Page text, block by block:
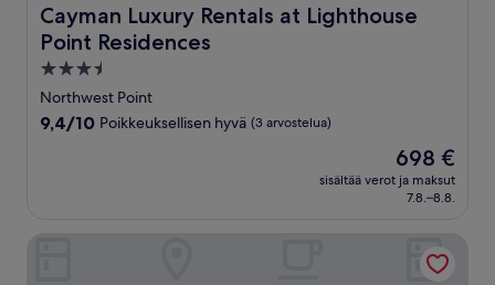
Cayman Luxury Rentals at Lighthouse
Point Residences
Cayman Luxury Rentals at Lighthouse Point Residences
3.5
tähden
majoituspaikka
Northwest Point
9.4
arvostelua)
9,4/10 Poikkeuksellisen hyvä (3 arvostelua)
Hinta
on
698 €
698 €
sisältää verot ja maksut
7.8.–8.8.